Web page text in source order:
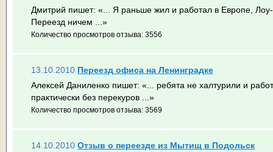
Дмитрий пишет: «... Я раньше жил и работал в Европе,
Переезд ничем ...»
Количество просмотров отзыва: 3556
13.10.2010 Переезд офиса на Ленинградке
Алексей Даниленко пишет: «... ребята не халтурили и
практически без перекуров ...»
Количество просмотров отзыва: 3569
14.10.2010 Отзыв о переезде из Мытищ в Подольск